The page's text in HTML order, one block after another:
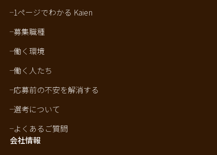
1ページでわかる Kaien
募集職種
働く環境
働く人たち
応募前の不安を解消する
選考について
よくあるご質問
会社情報